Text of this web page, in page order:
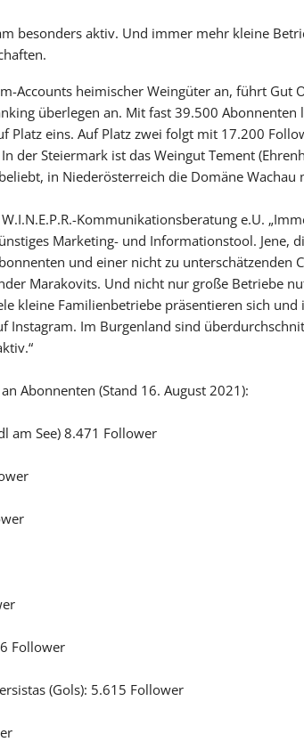
besonders aktiv. Und immer mehr kleine
Accounts heimischer Weingüter an, führt Gut
überlegen an. Mit fast 39.500 Abonnenten
Platz eins. Auf Platz zwei folgt mit 17.200
der Steiermark ist das Weingut Tement
in Niederösterreich die Domäne Wachau
Kommunikationsberatung e.U.
Marketing- und Informationstool. Jene,
und einer nicht zu unterschätzenden
Marakovits. Und nicht nur große Betriebe
kleine Familienbetriebe präsentieren sich und
Instagram. Im Burgenland sind
Abonnenten (Stand 16. August 2021):
am See) 8.471 Follower
Follower
(Gols): 5.615 Follower